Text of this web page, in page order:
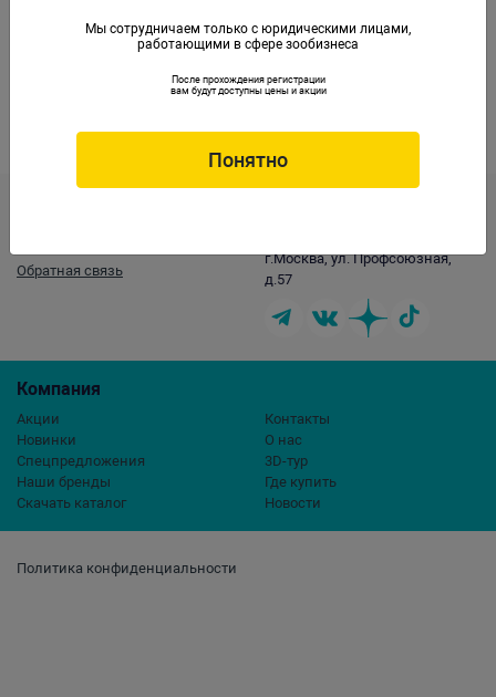
Пластиковая декорация для использования в аквариумистике и
Политика конфиденциальности
Компания
Акции
Новинки
Спецпредложения
Наши бренды
Скачать каталог
Контакты
О нас
3D-тур
Где купить
Новости
Обратная связь
г.Москва, ул. Профсоюзная,
д.57
Мы сотрудничаем только с юридическими лицами,
работающими в сфере зообизнеса
После прохождения регистрации
вам будут доступны цены и акции
Понятно